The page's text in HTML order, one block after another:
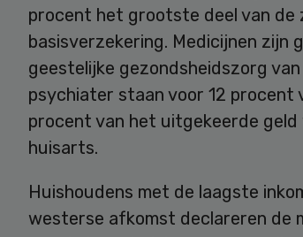
procent het grootste deel van de
basisverzekering. Medicijnen zijn
geestelijke gezondsheidszorg
psychiater staan voor 12 procent
procent van het uitgekeerde geld
huisarts.
Huishoudens met de laagste
westerse afkomst declareren de